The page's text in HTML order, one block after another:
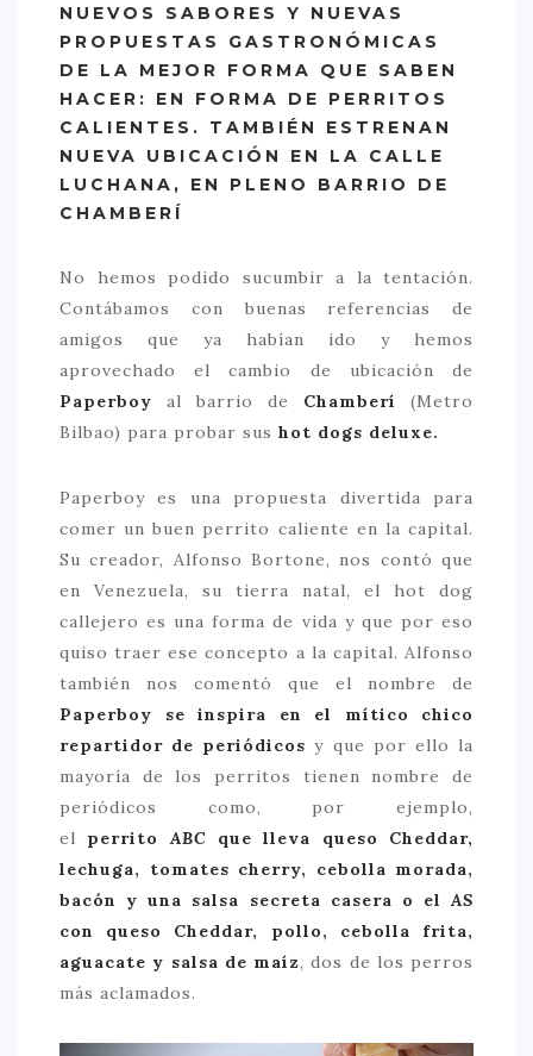
TAPAS
TRADICIONAL
PRECIO
< 25 €
NUESTROS FAVORITOS
LIFESTYLE
BEAUTY
EVENTOS POP UP
HEALTHY
SELECCIONES MESADE2
MAPA
CONTACTO
NUEVOS SABORES Y NUEVAS
PROPUESTAS GASTRONÓMICAS
DE LA MEJOR FORMA QUE SABEN
HACER: EN FORMA DE PERRITOS
CALIENTES. TAMBIÉN ESTRENAN
NUEVA UBICACIÓN EN LA CALLE
LUCHANA, EN PLENO BARRIO DE
CHAMBERÍ
No hemos podido sucumbir a la tentación.
Contábamos con buenas referencias de
amigos que ya habían ido y hemos
aprovechado el cambio de ubicación de
Paperboy al barrio de Chamberí
(Metro
Bilbao) para probar sus hot dogs deluxe.
Paperboy es una propuesta divertida para
comer un buen perrito caliente en la capital.
Su creador, Alfonso Bortone, nos contó que
en Venezuela, su tierra natal, el hot dog
callejero es una forma de vida y que por eso
quiso traer ese concepto a la capital. Alfonso
también nos comentó que el nombre de
Paperboy se inspira en el mítico chico
repartidor de periódicos y que por ello la
mayoría de los perritos tienen nombre de
periódicos como, por ejemplo,
el perritoABC que lleva queso Cheddar,
lechuga, tomates cherry, cebolla morada,
bacón y una salsa secreta casera o elAS
con queso Cheddar, pollo, cebolla frita,
aguacate y salsa de maíz, dos de los perros
más aclamados.